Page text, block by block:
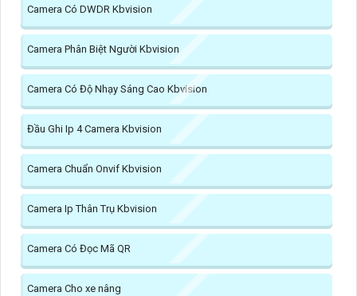
Camera Có DWDR Kbvision
Camera Phân Biệt Người Kbvision
Camera Có Độ Nhạy Sáng Cao Kbvision
Đầu Ghi Ip 4 Camera Kbvision
Camera Chuẩn Onvif Kbvision
Camera Ip Thân Trụ Kbvision
Camera Có Đọc Mã QR
Camera Cho xe nâng